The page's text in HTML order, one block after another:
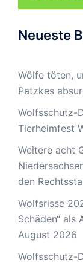
Neueste
Wölfe töten,
Patzkes
Wolfsschutz-
Tierheimfest
Weitere acht
den
Wolfsrisse
Schäden“ als
August 2026
Wolfsschutz-